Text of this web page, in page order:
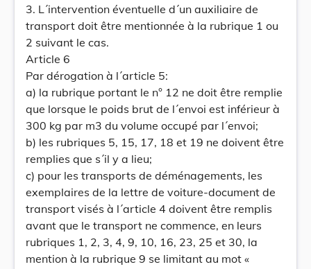
3. L´intervention éventuelle d´un auxiliaire de
transport doit être mentionnée à la rubrique 1 ou
2 suivant le cas.
Article 6
Par dérogation à l´article 5:
a) la rubrique portant le n° 12 ne doit être remplie
que lorsque le poids brut de l´envoi est inférieur à
300 kg par m3 du volume occupé par l´envoi;
b) les rubriques 5, 15, 17, 18 et 19 ne doivent être
remplies que s´il y a lieu;
c) pour les transports de déménagements, les
exemplaires de la lettre de voiture-document de
transport visés à l´article 4 doivent être remplis
avant que le transport ne commence, en leurs
rubriques 1, 2, 3, 4, 9, 10, 16, 23, 25 et 30, la
mention à la rubrique 9 se limitant au mot «